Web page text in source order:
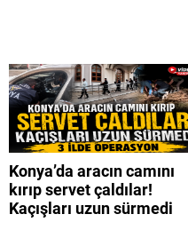
Konya’da aracın camını
kırıp servet çaldılar!
Kaçışları uzun sürmedi